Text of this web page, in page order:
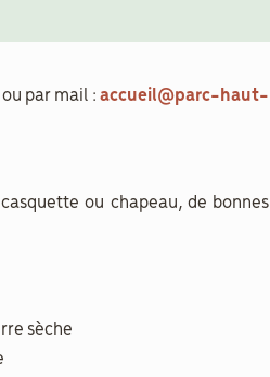
par mail : accueil@parc-haut-
ou chapeau, de bonnes
sèche